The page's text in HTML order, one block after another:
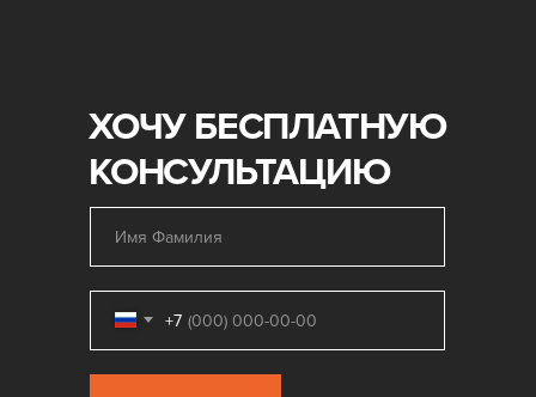
ХОЧУ БЕСПЛАТНУЮ
КОНСУЛЬТАЦИЮ
+7